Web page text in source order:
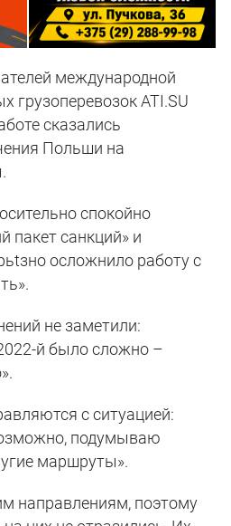
международной
грузоперевозок ATI.SU
сказались
Польши на
спокойно
пакет санкций» и
осложнило работу с
не заметили:
й было сложно –
с ситуацией:
подумываю
маршруты».
направлениям, поэтому